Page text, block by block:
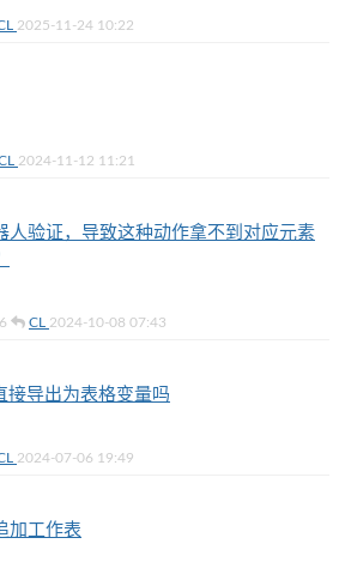
2025-11-24 10:22
2024-11-12 11:21
人验证，导致这种动作拿不到对应元素
CL 2024-10-08 07:43
接导出为表格变量吗
2024-07-06 19:49
加工作表